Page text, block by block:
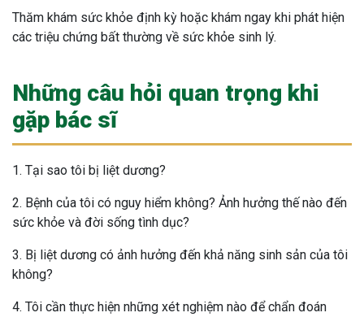
Thăm khám sức khỏe định kỳ hoặc khám ngay khi phát hiện
các triệu chứng bất thường về sức khỏe sinh lý.
Những câu hỏi quan trọng khi
gặp bác sĩ
1. Tại sao tôi bị liệt dương?
2. Bệnh của tôi có nguy hiểm không? Ảnh hưởng thế nào đến
sức khỏe và đời sống tình dục?
3. Bị liệt dương có ảnh hưởng đến khả năng sinh sản của tôi
không?
4. Tôi cần thực hiện những xét nghiệm nào để chẩn đoán